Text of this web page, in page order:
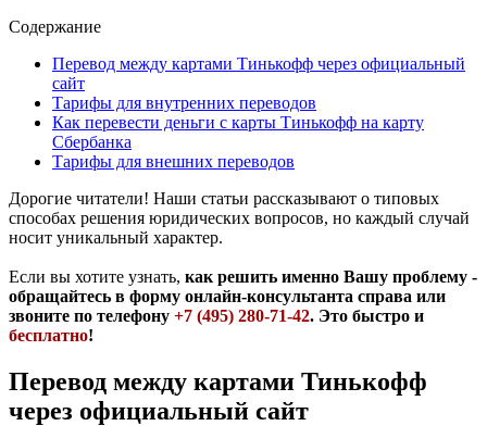
Содержание
Перевод между картами Тинькофф через официальный
сайт
Тарифы для внутренних переводов
Как перевести деньги с карты Тинькофф на карту
Сбербанка
Тарифы для внешних переводов
Дорогие читатели! Наши статьи рассказывают о типовых
способах решения юридических вопросов, но каждый случай
носит уникальный характер.
Если вы хотите узнать, как решить именно Вашу проблему -
обращайтесь в форму онлайн-консультанта справа или
звоните по телефону +7 (495) 280-71-42. Это быстро и
бесплатно!
Перевод между картами Тинькофф
через официальный сайт